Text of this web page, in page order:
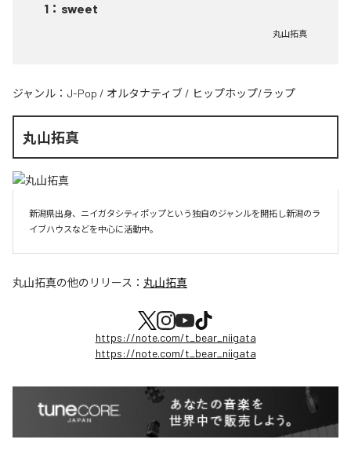
1 ： sweet
丸山拓真
ジャンル： J-Pop / オルタナティブ / ヒップホップ/ラップ
丸山拓真
新潟県出身、ニイガタシティポップという独自のジャンルを開拓し新潟のラ
イブハウスなどを中心に活動中。
丸山拓真の他のリリース： 丸山拓真
https://note.com/t_bear_niigata
https://note.com/t_bear_niigata